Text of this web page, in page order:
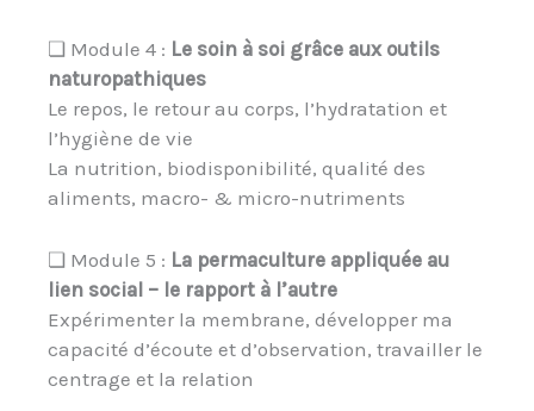
❏ Module 4 : Le soin à soi grâce aux outils
naturopathiques
Le repos, le retour au corps, l’hydratation et
l’hygiène de vie
La nutrition, biodisponibilité, qualité des
aliments, macro- & micro-nutriments
❏ Module 5 : La permaculture appliquée au
lien social – le rapport à l’autre
Expérimenter la membrane, développer ma
capacité d’écoute et d’observation, travailler le
centrage et la relation